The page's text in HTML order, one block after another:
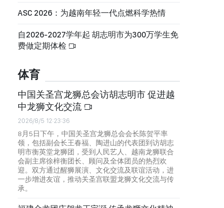
ASC 2026：为越南年轻一代点燃科学热情
自2026-2027学年起 胡志明市为300万学生免
费做定期体检
体育
中国关圣宫龙狮总会访胡志明市 促进越
中龙狮文化交流
2026/8/5 12:23:36
8月5日下午，中国关圣宫龙狮总会会长陈贺平率
领，包括副会长王春福、陶进山的代表团到访胡志
明市衡英堂龙狮团，受到人民艺人、越南龙狮联合
会副主席徐梓衡团长、顾问及全体团员的热烈欢
迎。双方通过醒狮展演、文化交流及联谊活动，进
一步增进友谊，推动关圣宫联盟龙狮文化交流与传
承。